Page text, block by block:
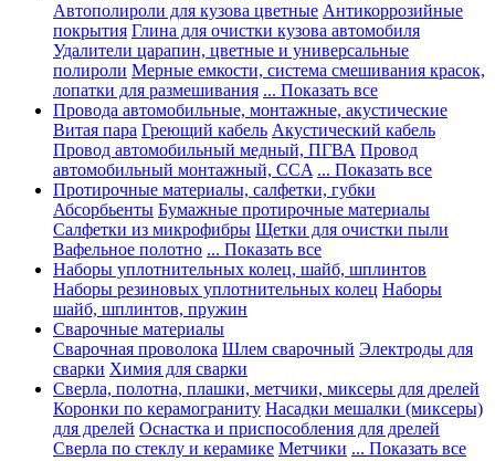
Автополироли для кузова цветные Антикоррозийные
покрытия Глина для очистки кузова автомобиля
Удалители царапин, цветные и универсальные
полироли Мерные емкости, система смешивания красок,
лопатки для размешивания ... Показать все
Провода автомобильные, монтажные, акустические
Витая пара Греющий кабель Акустический кабель
Провод автомобильный медный, ПГВА Провод
автомобильный монтажный, CCA ... Показать все
Протирочные материалы, салфетки, губки
Абсорбьенты Бумажные протирочные материалы
Салфетки из микрофибры Щетки для очистки пыли
Вафельное полотно ... Показать все
Наборы уплотнительных колец, шайб, шплинтов
Наборы резиновых уплотнительных колец Наборы
шайб, шплинтов, пружин
Сварочные материалы
Сварочная проволока Шлем сварочный Электроды для
сварки Химия для сварки
Сверла, полотна, плашки, метчики, миксеры для дрелей
Коронки по керамограниту Насадки мешалки (миксеры)
для дрелей Оснастка и приспособления для дрелей
Сверла по стеклу и керамике Метчики ... Показать все